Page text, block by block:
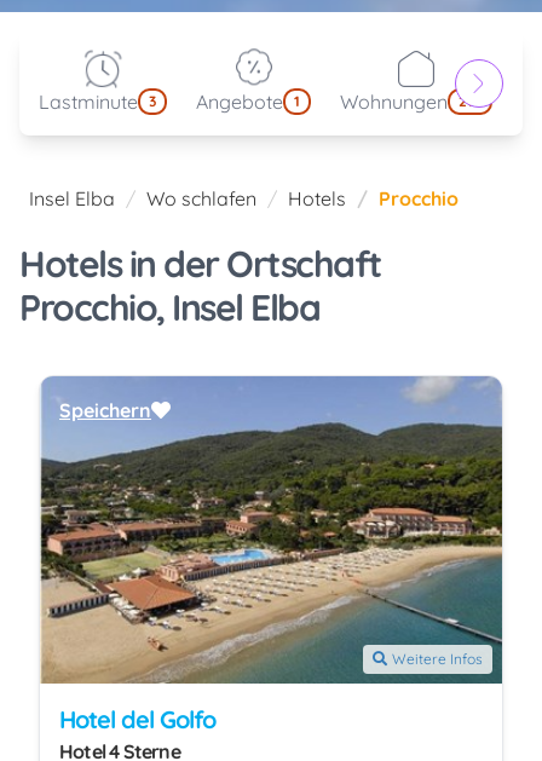
Lastminute 3 Angebote 1 Wohnungen 214
Insel Elba Wo schlafen Hotels Procchio
Hotels in der Ortschaft
Procchio, Insel Elba
Weitere Infos
Hotel del Golfo
Hotel 4 Sterne
Speichern